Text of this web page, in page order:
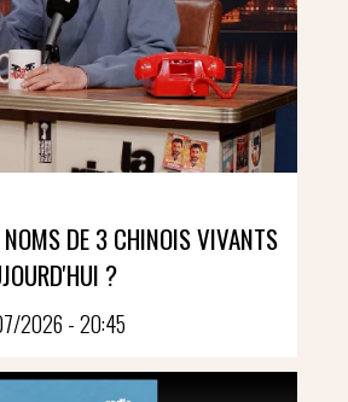
DE 3 CHINOIS VIVANTS
?
2026 - 20:45